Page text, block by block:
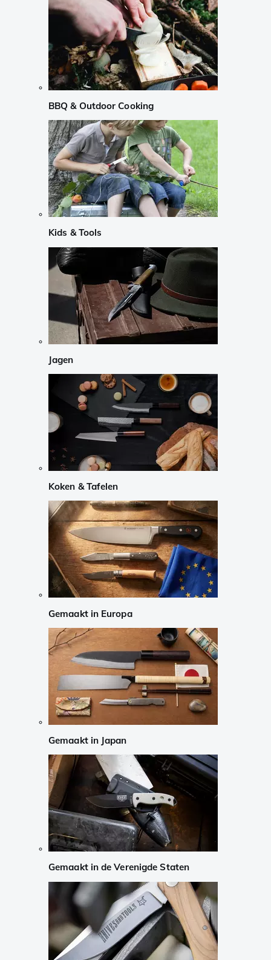
BBQ & Outdoor Cooking
Kids & Tools
Jagen
Koken & Tafelen
Gemaakt in Europa
Gemaakt in Japan
Gemaakt in de Verenigde Staten